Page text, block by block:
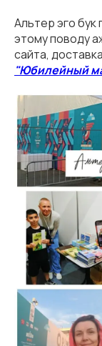
Aльтер эго
этому поводу
сайта,
"Юбилейный